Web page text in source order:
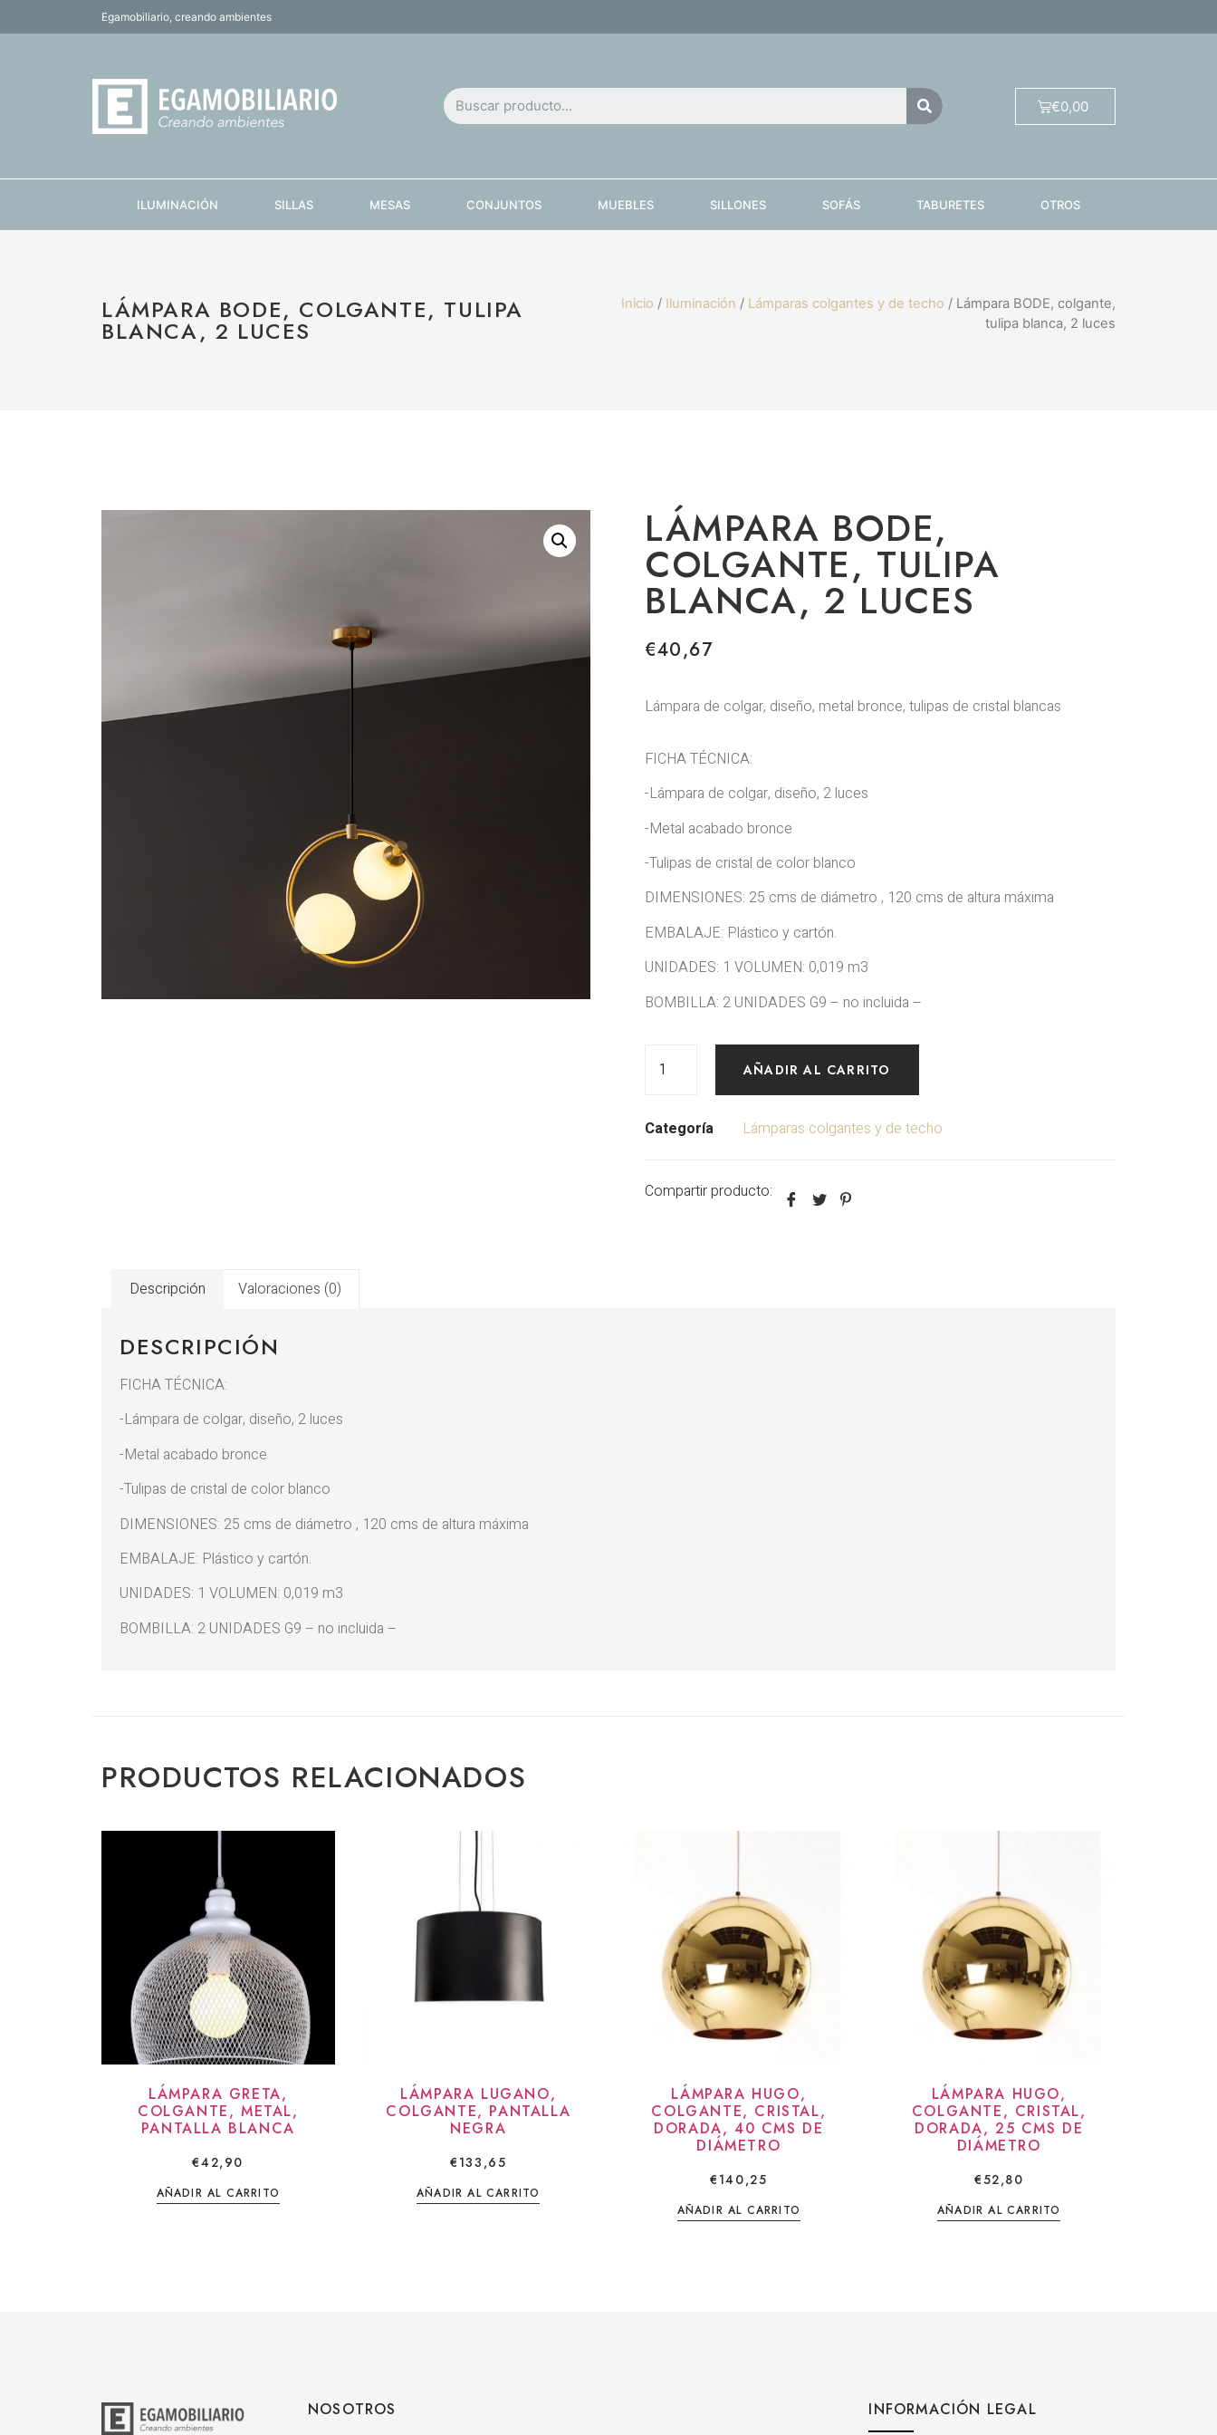
Egamobiliario, creando ambientes
€0,00
ILUMINACIÓN SILLAS MESAS CONJUNTOS MUEBLES SILLONES SOFÁS TABURETES OTROS
LÁMPARA BODE, COLGANTE, TULIPA
BLANCA, 2 LUCES
Inicio / Iluminación / Lámparas colgantes y de techo / Lámpara BODE, colgante,
tulipa blanca, 2 luces
LÁMPARA BODE,
COLGANTE, TULIPA
BLANCA, 2 LUCES
€40,67
Lámpara de colgar, diseño, metal bronce, tulipas de cristal blancas
FICHA TÉCNICA:
-Lámpara de colgar, diseño, 2 luces
-Metal acabado bronce
-Tulipas de cristal de color blanco
DIMENSIONES: 25 cms de diámetro , 120 cms de altura máxima
EMBALAJE: Plástico y cartón.
UNIDADES: 1 VOLUMEN: 0,019 m3
BOMBILLA: 2 UNIDADES G9 – no incluida –
AÑADIR AL CARRITO
Categoría Lámparas colgantes y de techo
Compartir producto:
Descripción Valoraciones (0)
DESCRIPCIÓN
FICHA TÉCNICA:
-Lámpara de colgar, diseño, 2 luces
-Metal acabado bronce
-Tulipas de cristal de color blanco
DIMENSIONES: 25 cms de diámetro , 120 cms de altura máxima
EMBALAJE: Plástico y cartón.
UNIDADES: 1 VOLUMEN: 0,019 m3
BOMBILLA: 2 UNIDADES G9 – no incluida –
PRODUCTOS RELACIONADOS
LÁMPARA GRETA,
COLGANTE, METAL,
PANTALLA BLANCA
€42,90
AÑADIR AL CARRITO
LÁMPARA LUGANO,
COLGANTE, PANTALLA
NEGRA
€ 133,65
AÑADIR AL CARRITO
LÁMPARA HUGO,
COLGANTE, CRISTAL,
DORADA, 40 CMS DE
DIÁMETRO
€ 140,25
AÑADIR AL CARRITO
LÁMPARA HUGO,
COLGANTE, CRISTAL,
DORADA, 25 CMS DE
DIÁMETRO
€52,80
AÑADIR AL CARRITO
NOSOTROS INFORMACIÓN LEGAL